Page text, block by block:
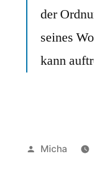
der
seines
kann
Micha